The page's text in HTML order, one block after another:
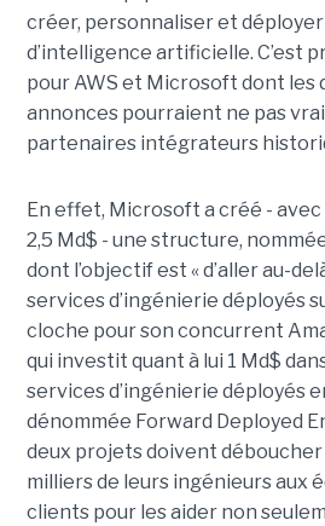
créer, personnaliser et
d’intelligence artificielle. C’est
pour AWS et Microsoft dont les
annonces pourraient ne pas
partenaires intégrateurs
En effet, Microsoft a créé -
2,5 Md$ - une structure,
dont l’objectif est « d’aller au-
services d’ingénierie déployés
cloche pour son concurrent
qui investit quant à lui 1 Md$
services d’ingénierie déployés
dénommée Forward Deployed
deux projets doivent déboucher
milliers de leurs ingénieurs aux
clients pour les aider non